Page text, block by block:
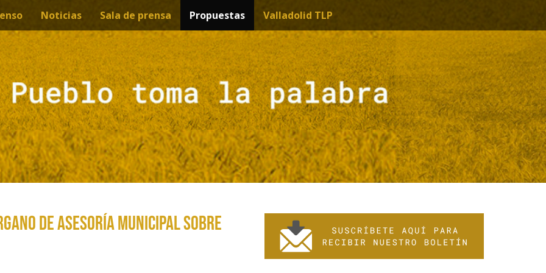
Noticias Sala de prensa Propuestas Valladolid TLP
DE ASESORÍA MUNICIPAL SOBRE